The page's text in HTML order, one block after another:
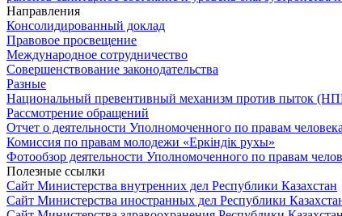
Направления
Консолидированный доклад
Правовое просвещение
Международное сотрудничество
Совершенствование законодательства
Разные
Национальный превентивный механизм против пыток
Рассмотрение обращений
Отчет о деятельности Уполномоченного по правам
Комиссия по правам молодежи «Еркіндік рухы»
Фотообзор деятельности Уполномоченного по правам
Полезные ссылки
Сайт Министерства внутренних дел Республики Казахстан
Сайт Министерства иностранных дел Республики